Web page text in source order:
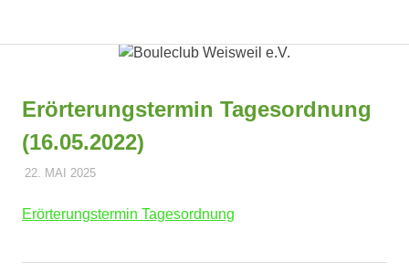
Erörterungstermin Tagesordnung
(16.05.2022)
22. MAI 2025DOMINIK TRIEBLER
POLDER
Erörterungstermin Tagesordnung